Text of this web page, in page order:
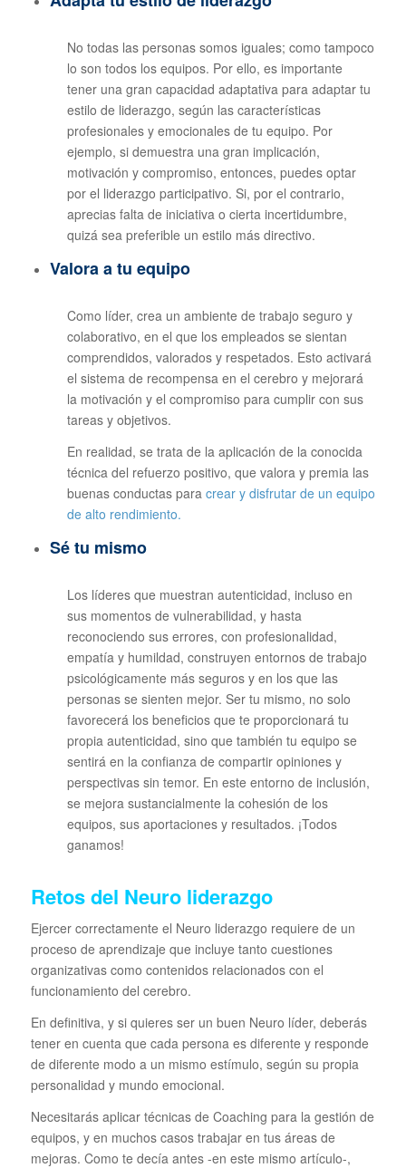
No todas las personas somos iguales; como tampoco
lo son todos los equipos. Por ello, es importante
tener una gran capacidad adaptativa para adaptar tu
estilo de liderazgo, según las características
profesionales y emocionales de tu equipo. Por
ejemplo, si demuestra una gran implicación,
motivación y compromiso, entonces, puedes optar
por el liderazgo participativo. Si, por el contrario,
aprecias falta de iniciativa o cierta incertidumbre,
quizá sea preferible un estilo más directivo.
Valora a tu equipo
Como líder, crea un ambiente de trabajo seguro y
colaborativo, en el que los empleados se sientan
comprendidos, valorados y respetados. Esto activará
el sistema de recompensa en el cerebro y mejorará
la motivación y el compromiso para cumplir con sus
tareas y objetivos.
En realidad, se trata de la aplicación de la conocida
técnica del refuerzo positivo, que valora y premia las
buenas conductas para crear y disfrutar de un equipo
de alto rendimiento.
Sé tu mismo
Los líderes que muestran autenticidad, incluso en
sus momentos de vulnerabilidad, y hasta
reconociendo sus errores, con profesionalidad,
empatía y humildad, construyen entornos de trabajo
psicológicamente más seguros y en los que las
personas se sienten mejor. Ser tu mismo, no solo
favorecerá los beneficios que te proporcionará tu
propia autenticidad, sino que también tu equipo se
sentirá en la confianza de compartir opiniones y
perspectivas sin temor. En este entorno de inclusión,
se mejora sustancialmente la cohesión de los
equipos, sus aportaciones y resultados. ¡Todos
ganamos!
Retos del Neuro liderazgo
Ejercer correctamente el Neuro liderazgo requiere de un
proceso de aprendizaje que incluye tanto cuestiones
organizativas como contenidos relacionados con el
funcionamiento del cerebro.
En definitiva, y si quieres ser un buen Neuro líder, deberás
tener en cuenta que cada persona es diferente y responde
de diferente modo a un mismo estímulo, según su propia
personalidad y mundo emocional.
Necesitarás aplicar técnicas de Coaching para la gestión de
equipos, y en muchos casos trabajar en tus áreas de
mejoras. Como te decía antes -en este mismo artículo-,